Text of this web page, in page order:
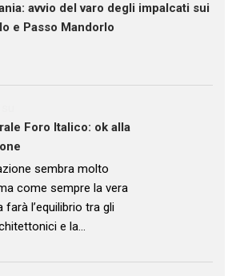
avvio del varo degli impalcati sui
e Passo Mandorlo
Foro Italico: ok alla
sembra molto
come sempre la vera
l’equilibrio tra gli
e la…